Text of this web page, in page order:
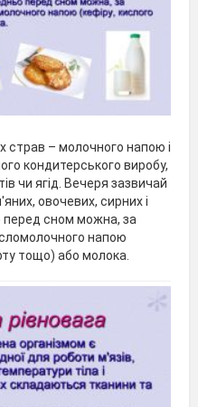
страв – молочного напою і
кондитерського виробу,
чи ягід. Вечеря зазвичай
овочевих, сирних і
перед сном можна, за
напою
тощо) або молока.